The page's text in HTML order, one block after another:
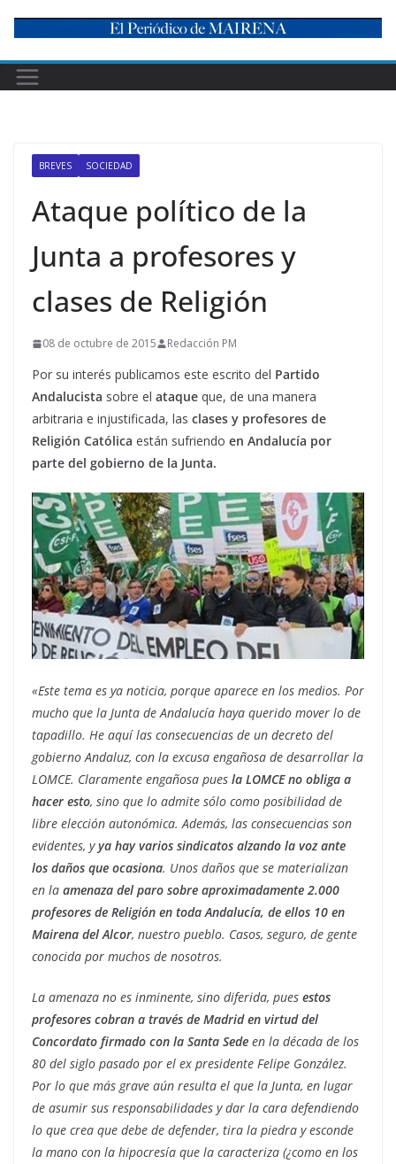
content
BREVES SOCIEDAD
Ataque político de la
Junta a profesores y
clases de Religión
08 de octubre de 2015 Redacción PM
Por su interés publicamos este escrito del Partido
Andalucista sobre el ataque que, de una manera
arbitraria e injustificada, las clases y profesores de
Religión Católica están sufriendo en Andalucía por
parte del gobierno de la Junta.
«Este tema es ya noticia, porque aparece en los medios. Por
mucho que la Junta de Andalucía haya querido mover lo de
tapadillo. He aquí las consecuencias de un decreto del
gobierno Andaluz, con la excusa engañosa de desarrollar la
LOMCE. Claramente engañosa pues la LOMCE no obliga a
hacer esto, sino que lo admite sólo como posibilidad de
libre elección autonómica. Además, las consecuencias son
evidentes, yya hay varios sindicatos alzando la voz ante
los daños que ocasiona. Unos daños que se materializan
en la amenaza del paro sobre aproximadamente 2.000
profesores de Religión en toda Andalucía, de ellos 10 en
Mairena del Alcor, nuestro pueblo. Casos, seguro, de gente
conocida por muchos de nosotros.
La amenaza no es inminente, sino diferida, pues estos
profesores cobran a través de Madrid en virtud del
Concordato firmado con la Santa Sede en la década de los
80 del siglo pasado por el ex presidente Felipe González.
Por lo que más grave aún resulta el que la Junta, en lugar
de asumir sus responsabilidades y dar la cara defendiendo
lo que crea que debe de defender, tira la piedra y esconde
la mano con la hipocresía que la caracteriza (¿como en los